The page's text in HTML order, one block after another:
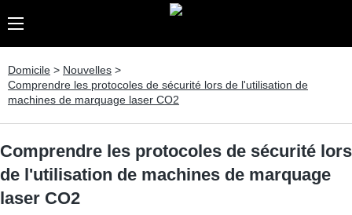
Domicile > Nouvelles >
Comprendre les protocoles de sécurité lors de l'utilisation de
machines de marquage laser CO2
Comprendre les protocoles de sécurité lors
de l'utilisation de machines de marquage
laser CO2